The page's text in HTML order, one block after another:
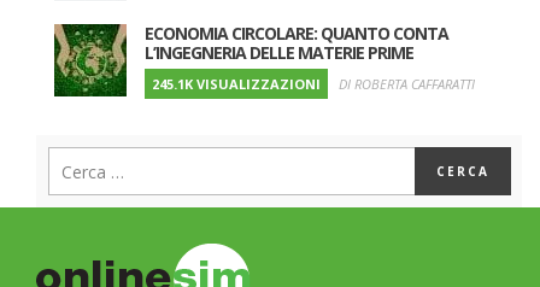
ECONOMIA CIRCOLARE: QUANTO CONTA
L’INGEGNERIA DELLE MATERIE PRIME
245.1K VISUALIZZAZIONI DI ROBERTA CAFFARATTI